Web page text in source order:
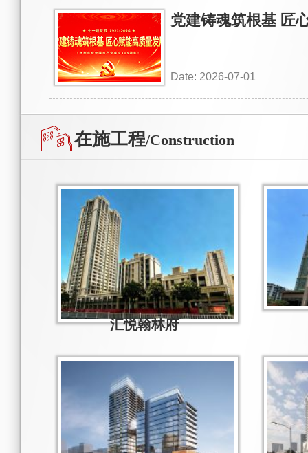
党建铸魂筑根基 匠
Date: 2026-07-01
在施工程/Construction
汇悦翰林府